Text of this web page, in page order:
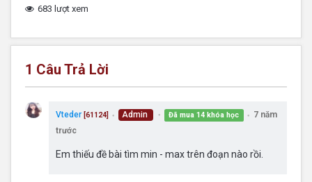
683 lượt xem
1 Câu Trả Lời
Vteder [61124] ● Admin ● Đã mua 14 khóa học ●
7 năm
trước
Em thiếu đề bài tìm min - max trên đoạn nào rồi.